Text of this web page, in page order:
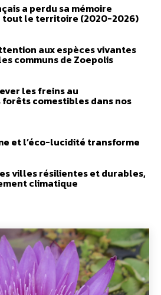
a perdu sa mémoire
tout le territoire (2020-2026)
aux espèces vivantes
communs de Zoepolis
les freins au
comestibles dans nos
et l’éco-lucidité transforme
villes résilientes et durables,
climatique